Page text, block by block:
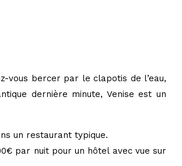
vous bercer par le clapotis de l’eau,
dernière minute, Venise est un
un restaurant typique.
par nuit pour un hôtel avec vue sur